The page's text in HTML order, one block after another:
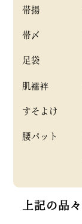
帯揚
帯〆 マ
足袋 伊
肌襦袢
すそよけ
腰パット
上記の品